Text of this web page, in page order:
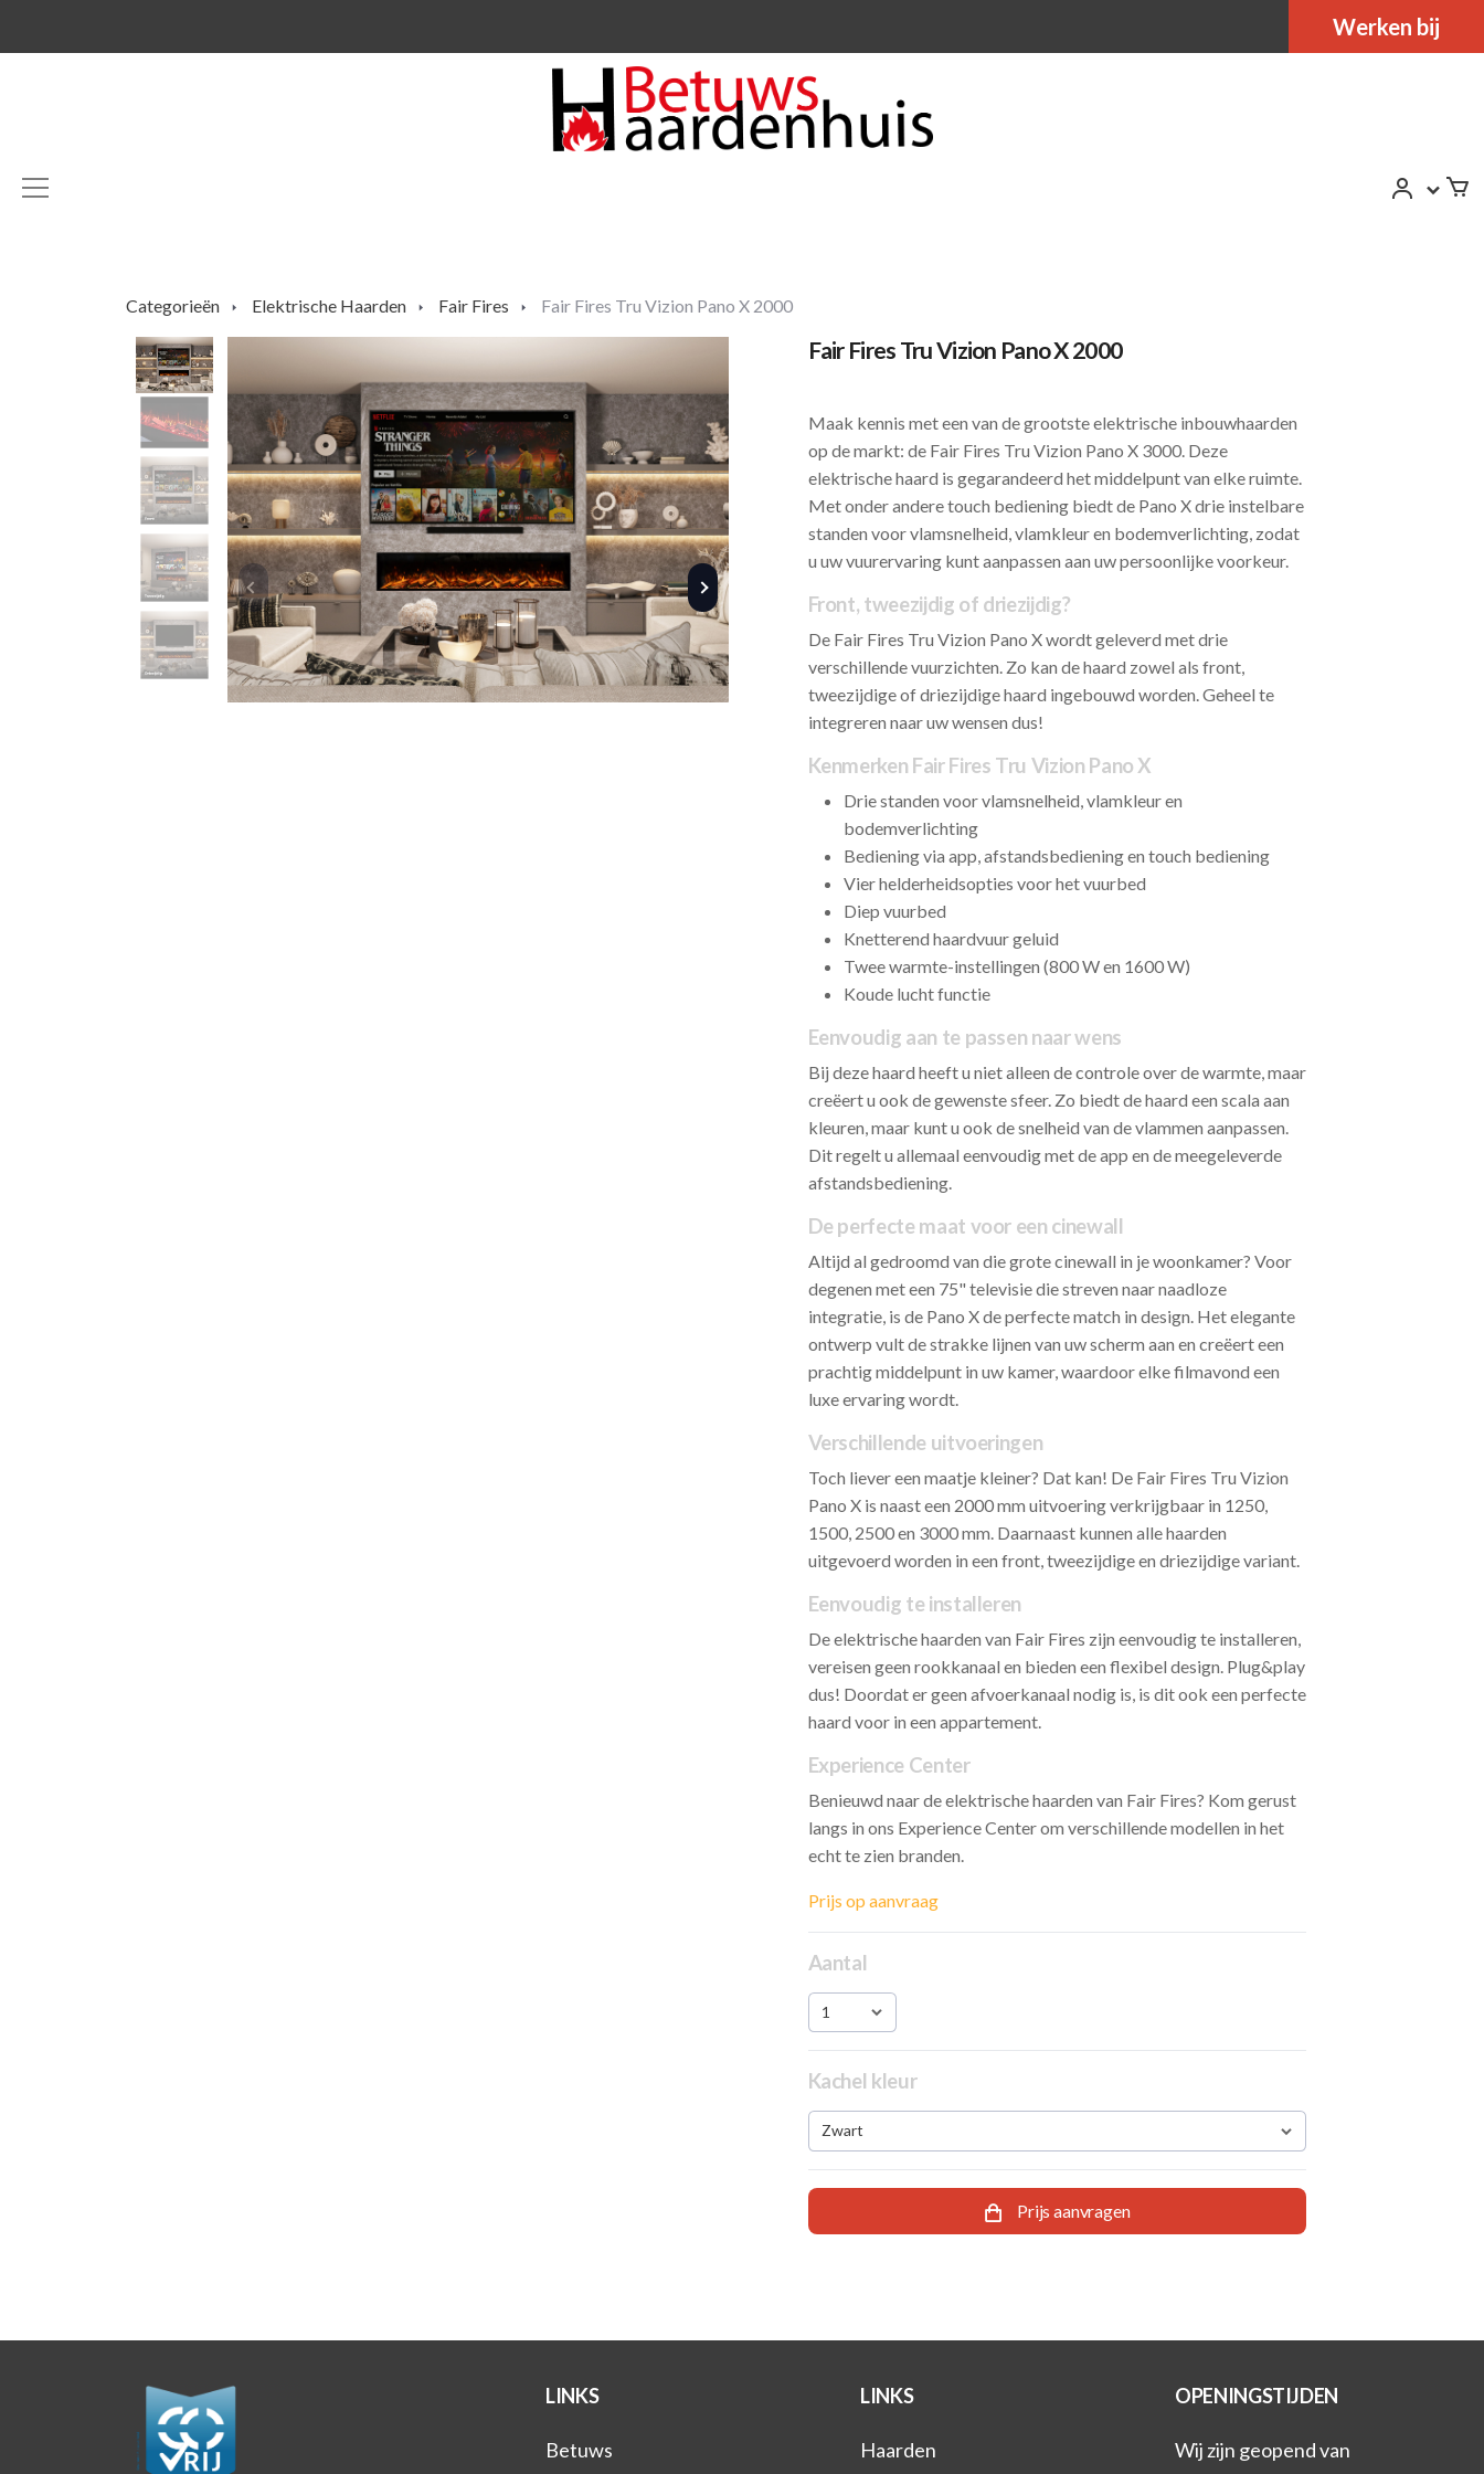
Werken bij
Categorieën Elektrische Haarden Fair Fires Fair Fires Tru Vizion Pano X 2000
Fair Fires Tru Vizion Pano X 2000
Maak kennis met een van de grootste elektrische inbouwhaarden
op de markt: de Fair Fires Tru Vizion Pano X 3000. Deze
elektrische haard is gegarandeerd het middelpunt van elke ruimte.
Met onder andere touch bediening biedt de Pano X drie instelbare
standen voor vlamsnelheid, vlamkleur en bodemverlichting, zodat
u uw vuurervaring kunt aanpassen aan uw persoonlijke voorkeur.
Front, tweezijdig of driezijdig?
De Fair Fires Tru Vizion Pano X wordt geleverd met drie
verschillende vuurzichten. Zo kan de haard zowel als front,
tweezijdige of driezijdige haard ingebouwd worden. Geheel te
integreren naar uw wensen dus!
Kenmerken Fair Fires Tru Vizion Pano X
Drie standen voor vlamsnelheid, vlamkleur en
bodemverlichting
Bediening via app, afstandsbediening en touch bediening
Vier helderheidsopties voor het vuurbed
Diep vuurbed
Knetterend haardvuur geluid
Twee warmte-instellingen (800 W en 1600 W)
Koude lucht functie
Eenvoudig aan te passen naar wens
Bij deze haard heeft u niet alleen de controle over de warmte, maar
creëert u ook de gewenste sfeer. Zo biedt de haard een scala aan
kleuren, maar kunt u ook de snelheid van de vlammen aanpassen.
Dit regelt u allemaal eenvoudig met de app en de meegeleverde
afstandsbediening.
De perfecte maat voor een cinewall
Altijd al gedroomd van die grote cinewall in je woonkamer? Voor
degenen met een 75" televisie die streven naar naadloze
integratie, is de Pano X de perfecte match in design. Het elegante
ontwerp vult de strakke lijnen van uw scherm aan en creëert een
prachtig middelpunt in uw kamer, waardoor elke filmavond een
luxe ervaring wordt.
Verschillende uitvoeringen
Toch liever een maatje kleiner? Dat kan! De Fair Fires Tru Vizion
Pano X is naast een 2000 mm uitvoering verkrijgbaar in 1250,
1500, 2500 en 3000 mm. Daarnaast kunnen alle haarden
uitgevoerd worden in een front, tweezijdige en driezijdige variant.
Eenvoudig te installeren
De elektrische haarden van Fair Fires zijn eenvoudig te installeren,
vereisen geen rookkanaal en bieden een flexibel design. Plug&play
dus! Doordat er geen afvoerkanaal nodig is, is dit ook een perfecte
haard voor in een appartement.
Experience Center
Benieuwd naar de elektrische haarden van Fair Fires? Kom gerust
langs in ons Experience Center om verschillende modellen in het
echt te zien branden.
Prijs op aanvraag
Aantal
1
Kachel kleur
Zwart
Prijs aanvragen
LINKS
Betuws
LINKS
Haarden
OPENINGSTIJDEN
Wij zijn geopend van